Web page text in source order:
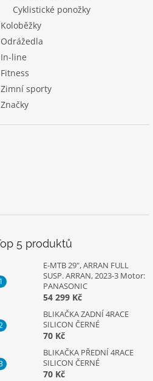
Cyklistické ponožky
Koloběžky
Odrážedla
In-line
Fitness
Zimní sporty
Značky
5 produktů
E-MTB 29", ARRAN FULL
SUSP. ARRAN, 2023-3 Motor:
PANASONIC
54 299 Kč
BLIKAČKA ZADNÍ 4RACE
SILICON ČERNÉ
70 Kč
BLIKAČKA PŘEDNÍ 4RACE
SILICON ČERNÉ
70 Kč